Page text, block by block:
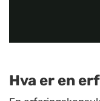
Hva er en